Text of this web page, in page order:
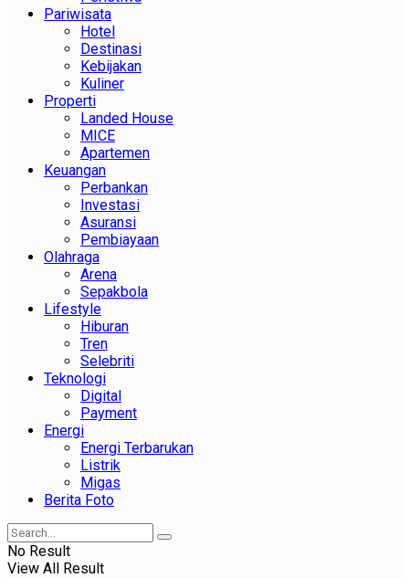
Pariwisata
Hotel
Destinasi
Kebijakan
Kuliner
Properti
Landed House
MICE
Apartemen
Keuangan
Perbankan
Investasi
Asuransi
Pembiayaan
Olahraga
Arena
Sepakbola
Lifestyle
Hiburan
Tren
Selebriti
Teknologi
Digital
Payment
Energi
Energi Terbarukan
Listrik
Migas
Berita Foto
No Result
View All Result